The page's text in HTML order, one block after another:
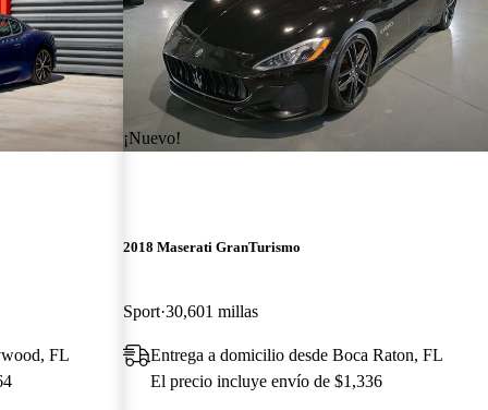
FL
¡Nuevo!
2018 Maserati GranTurismo
Sport 30,601 millas
Entrega a domicilio desde Boca Raton, FL
El precio incluye envío de $1,336